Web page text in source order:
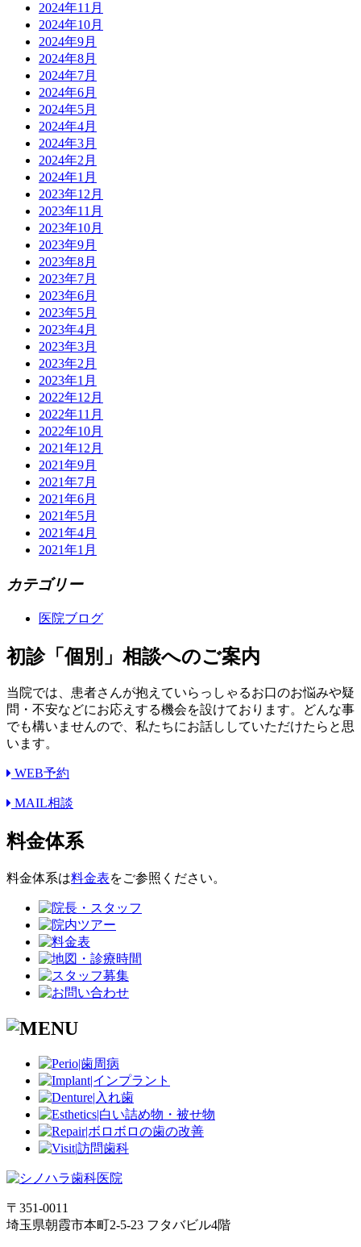
2024年11月
2024年10月
2024年9月
2024年8月
2024年7月
2024年6月
2024年5月
2024年4月
2024年3月
2024年2月
2024年1月
2023年12月
2023年11月
2023年10月
2023年9月
2023年8月
2023年7月
2023年6月
2023年5月
2023年4月
2023年3月
2023年2月
2023年1月
2022年12月
2022年11月
2022年10月
2021年12月
2021年9月
2021年7月
2021年6月
2021年5月
2021年4月
2021年1月
カテゴリー
医院ブログ
初診「個別」相談へのご案内
当院では、患者さんが抱えていらっしゃるお口のお悩みや疑
問・不安などにお応えする機会を設けております。どんな事
でも構いませんので、私たちにお話ししていただけたらと思
います。
WEB予約
MAIL相談
料金体系
料金体系は料金表をご参照ください。
〒351-0011
埼玉県朝霞市本町2-5-23 フタバビル4階